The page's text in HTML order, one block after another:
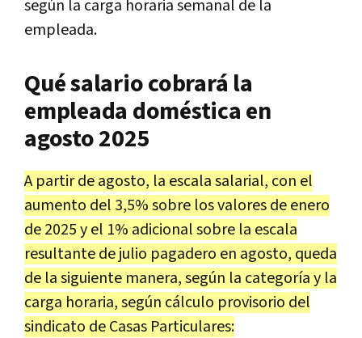
según la carga horaria semanal de la
empleada.
Qué salario cobrará la
empleada doméstica en
agosto 2025
A partir de agosto, la escala salarial, con el
aumento del 3,5% sobre los valores de enero
de 2025 y el 1% adicional sobre la escala
resultante de julio pagadero en agosto, queda
de la siguiente manera, según la categoría y la
carga horaria, según cálculo provisorio del
sindicato de Casas Particulares: